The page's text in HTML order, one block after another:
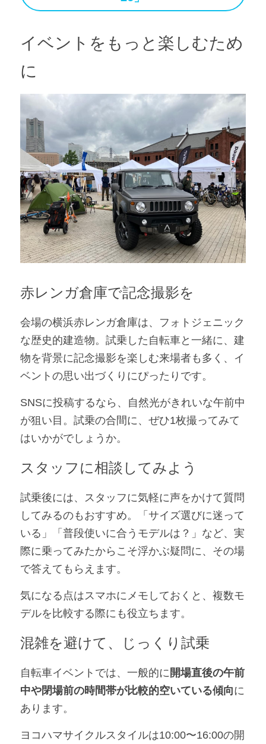
イベントをもっと楽しむため
に
赤レンガ倉庫で記念撮影を
会場の横浜赤レンガ倉庫は、フォトジェニック
な歴史的建造物。試乗した自転車と一緒に、建
物を背景に記念撮影を楽しむ来場者も多く、イ
ベントの思い出づくりにぴったりです。
SNSに投稿するなら、自然光がきれいな午前中
が狙い目。試乗の合間に、ぜひ1枚撮ってみて
はいかがでしょうか。
スタッフに相談してみよう
試乗後には、スタッフに気軽に声をかけて質問
してみるのもおすすめ。「サイズ選びに迷って
いる」「普段使いに合うモデルは？」など、実
際に乗ってみたからこそ浮かぶ疑問に、その場
で答えてもらえます。
気になる点はスマホにメモしておくと、複数モ
デルを比較する際にも役立ちます。
混雑を避けて、じっくり試乗
自転車イベントでは、一般的に 開場直後の午前
中や閉場前の時間帯が比較的空いている傾向に
あります。
ヨコハマサイクルスタイルは10:00〜16:00の開